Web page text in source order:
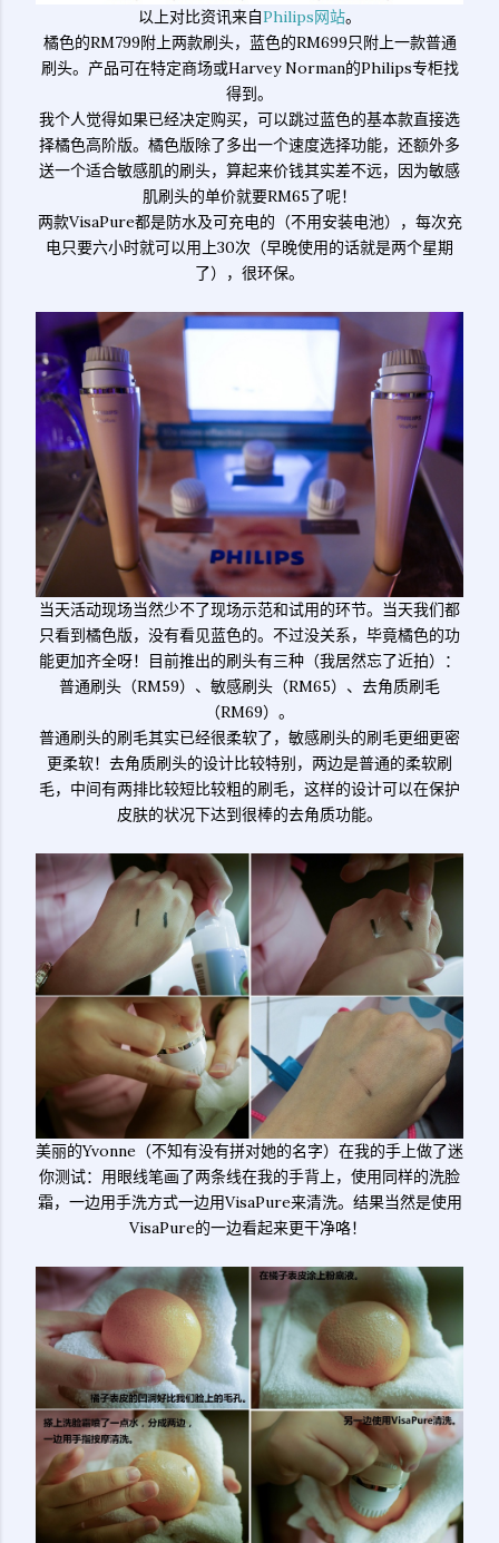
以上对比资讯来自Philips网站。
橘色的RM799附上两款刷头，蓝色的RM699只附上一款普通
刷头。产品可在特定商场或Harvey Norman的Philips专柜找
得到。
我个人觉得如果已经决定购买，可以跳过蓝色的基本款直接选
择橘色高阶版。橘色版除了多出一个速度选择功能，还额外多
送一个适合敏感肌的刷头，算起来价钱其实差不远，因为敏感
肌刷头的单价就要RM65了呢！
两款VisaPure都是防水及可充电的（不用安装电池），每次充
电只要六小时就可以用上30次（早晚使用的话就是两个星期
了），很环保。
当天活动现场当然少不了现场示范和试用的环节。当天我们都
只看到橘色版，没有看见蓝色的。不过没关系，毕竟橘色的功
能更加齐全呀！目前推出的刷头有三种（我居然忘了近拍）：
普通刷头（RM59）、敏感刷头（RM65）、去角质刷毛
（RM69）。
普通刷头的刷毛其实已经很柔软了，敏感刷头的刷毛更细更密
更柔软！去角质刷头的设计比较特别，两边是普通的柔软刷
毛，中间有两排比较短比较粗的刷毛，这样的设计可以在保护
皮肤的状况下达到很棒的去角质功能。
美丽的Yvonne（不知有没有拼对她的名字）在我的手上做了迷
你测试：用眼线笔画了两条线在我的手背上，使用同样的洗脸
霜，一边用手洗方式一边用VisaPure来清洗。结果当然是使用
VisaPure的一边看起来更干净咯！